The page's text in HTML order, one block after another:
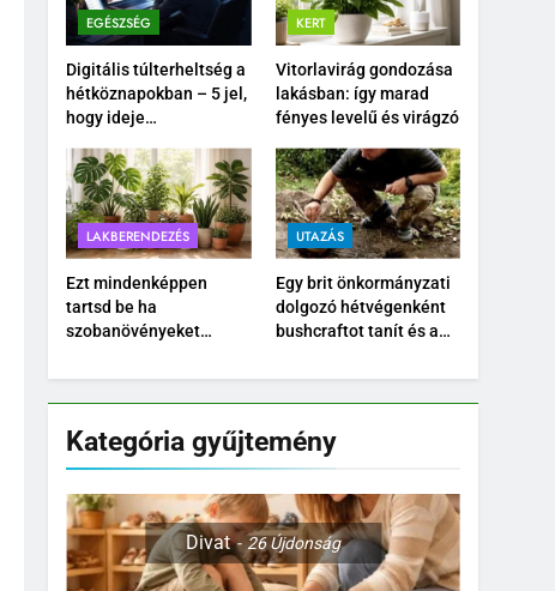
EGÉSZSÉG
Digitális túlterheltség a
hétköznapokban – 5 jel,
hogy ideje
kikapcsolódnod
KERT
Vitorlavirág gondozása
lakásban: így marad
fényes levelű és virágzó
LAKBERENDEZÉS
Ezt mindenképpen
tartsd be ha
szobanövényeket
UTAZÁS
Egy brit önkormányzati
dolgozó hétvégenként
bushcraftot tanít és a
felszereléseit teszteli
Kategória gyűjtemény
Divat 26Újdonság